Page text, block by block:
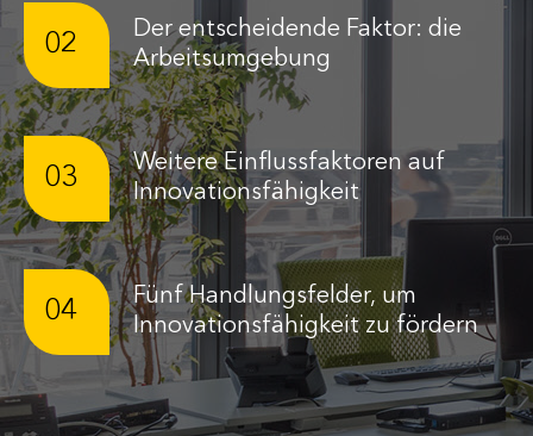
02
Der entscheidende Faktor: die
Arbeitsumgebung
03
Weitere Einflussfaktoren auf
Innovationsfähigkeit
04
Fünf Handlungsfelder, um
Innovationsfähigkeit zu fördern